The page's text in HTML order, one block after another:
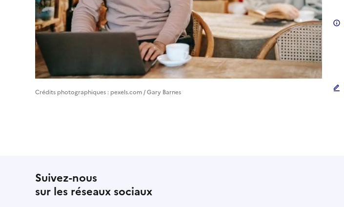
Crédits photographiques : pexels.com / Gary Barnes
Suivez-nous
sur les réseaux sociaux